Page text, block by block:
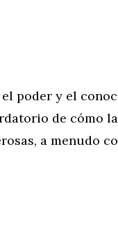
poder y el
de cómo
a menudo